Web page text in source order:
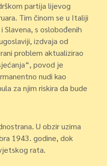
partija lijevog
Tim činom se u Italiji
Slavena, s oslobođenih
izdvaja od
problem aktualizirao
povod je
nudi kao
za njim riskira da bude
U obzir uzima
1943. godine, dok
rata.